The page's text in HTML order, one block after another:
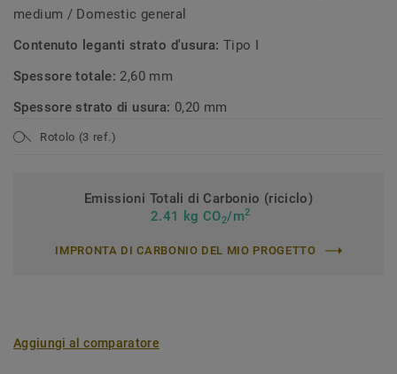
medium / Domestic general
Contenuto leganti strato d'usura: Tipo I
Spessore totale: 2,60 mm
Spessore strato di usura: 0,20 mm
Rotolo (3 ref.)
Emissioni Totali di Carbonio (riciclo)
2.41 kg CO2/m2
IMPRONTA DI CARBONIO DEL MIO PROGETTO
Aggiungi al comparatore